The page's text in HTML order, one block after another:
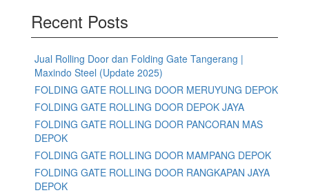
Recent Posts
Jual Rolling Door dan Folding Gate Tangerang |
Maxindo Steel (Update 2025)
FOLDING GATE ROLLING DOOR MERUYUNG DEPOK
FOLDING GATE ROLLING DOOR DEPOK JAYA
FOLDING GATE ROLLING DOOR PANCORAN MAS
DEPOK
FOLDING GATE ROLLING DOOR MAMPANG DEPOK
FOLDING GATE ROLLING DOOR RANGKAPAN JAYA
DEPOK